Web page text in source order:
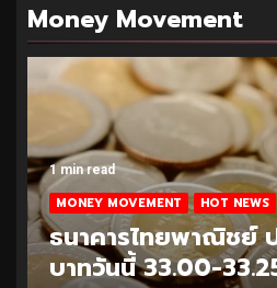
Money Movement
1 min read
MONEY MOVEMENT HOT NEWS
ธนาคารไทยพาณิชย์ ป
บาทวันนี้ 32.95-